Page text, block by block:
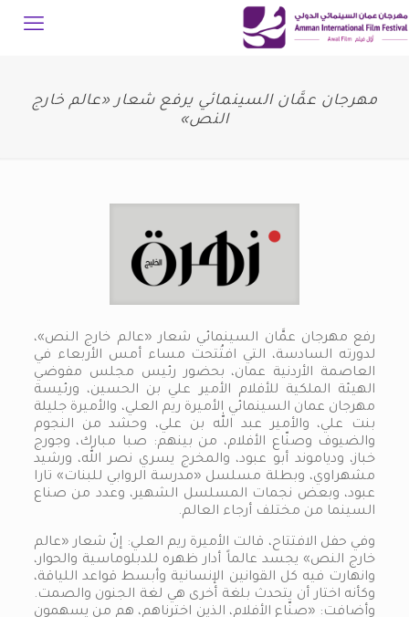
مهرجان عمَّان السينمائي يرفع شعار «عالم خارج
النص»
رفع مهرجان عمَّان السينمائي شعار «عالم خارج النص»،
لدورته السادسة، التي افتُتحت مساء أمس الأربعاء في
العاصمة الأردنية عمان، بحضور رئيس مجلس مفوضي
الهيئة الملكية للأفلام الأمير علي بن الحسين، ورئيسة
مهرجان عمان السينمائي الأميرة ريم العلي، والأميرة جليلة
بنت علي، والأمير عبد الله بن علي، وحشد من النجوم
والضيوف وصنّاع الأفلام، من بينهم: صبا مبارك، وجورج
خباز، ودياموند أبو عبود، والمخرج يسري نصر الله، ورشيد
مشهراوي، وبطلة مسلسل «مدرسة الروابي للبنات» تارا
عبود، وبعض نجمات المسلسل الشهير، وعدد من صناع
السينما من مختلف أرجاء العالم.
وفي حفل الافتتاح، قالت الأميرة ريم العلي: إنّ شعار «عالم
خارج النص» يجسد عالماً أدار ظهره للدبلوماسية والحوار،
وانهارت فيه كل القوانين الإنسانية وأبسط قواعد اللياقة،
وكأنه اختار أن يتحدث بلغة أخرى هي لغة الجنون والصمت.
وأضافت: «صنّاع الأفلام، الذين اخترناهم، هم من يسهمون